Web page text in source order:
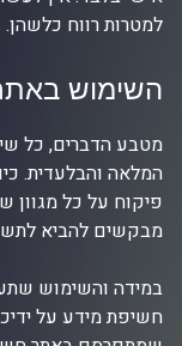
למטרות רווח כלשהן.
השימוש
מטבע הדברים, כל
המלאה והבלעדית.
פיקוח על כל מגוון
מבקשים להביא
במידה והשימוש
חשיפת מידע על